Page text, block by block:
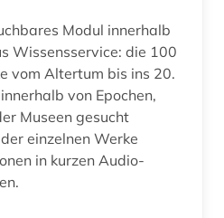
Modul innerhalb
Wissensservice: die 100
vom Altertum bis ins 20.
von Epochen,
Museen gesucht
einzelnen Werke
in kurzen Audio-